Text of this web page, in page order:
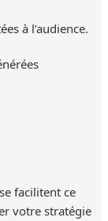
à l’audience.
facilitent ce
votre stratégie